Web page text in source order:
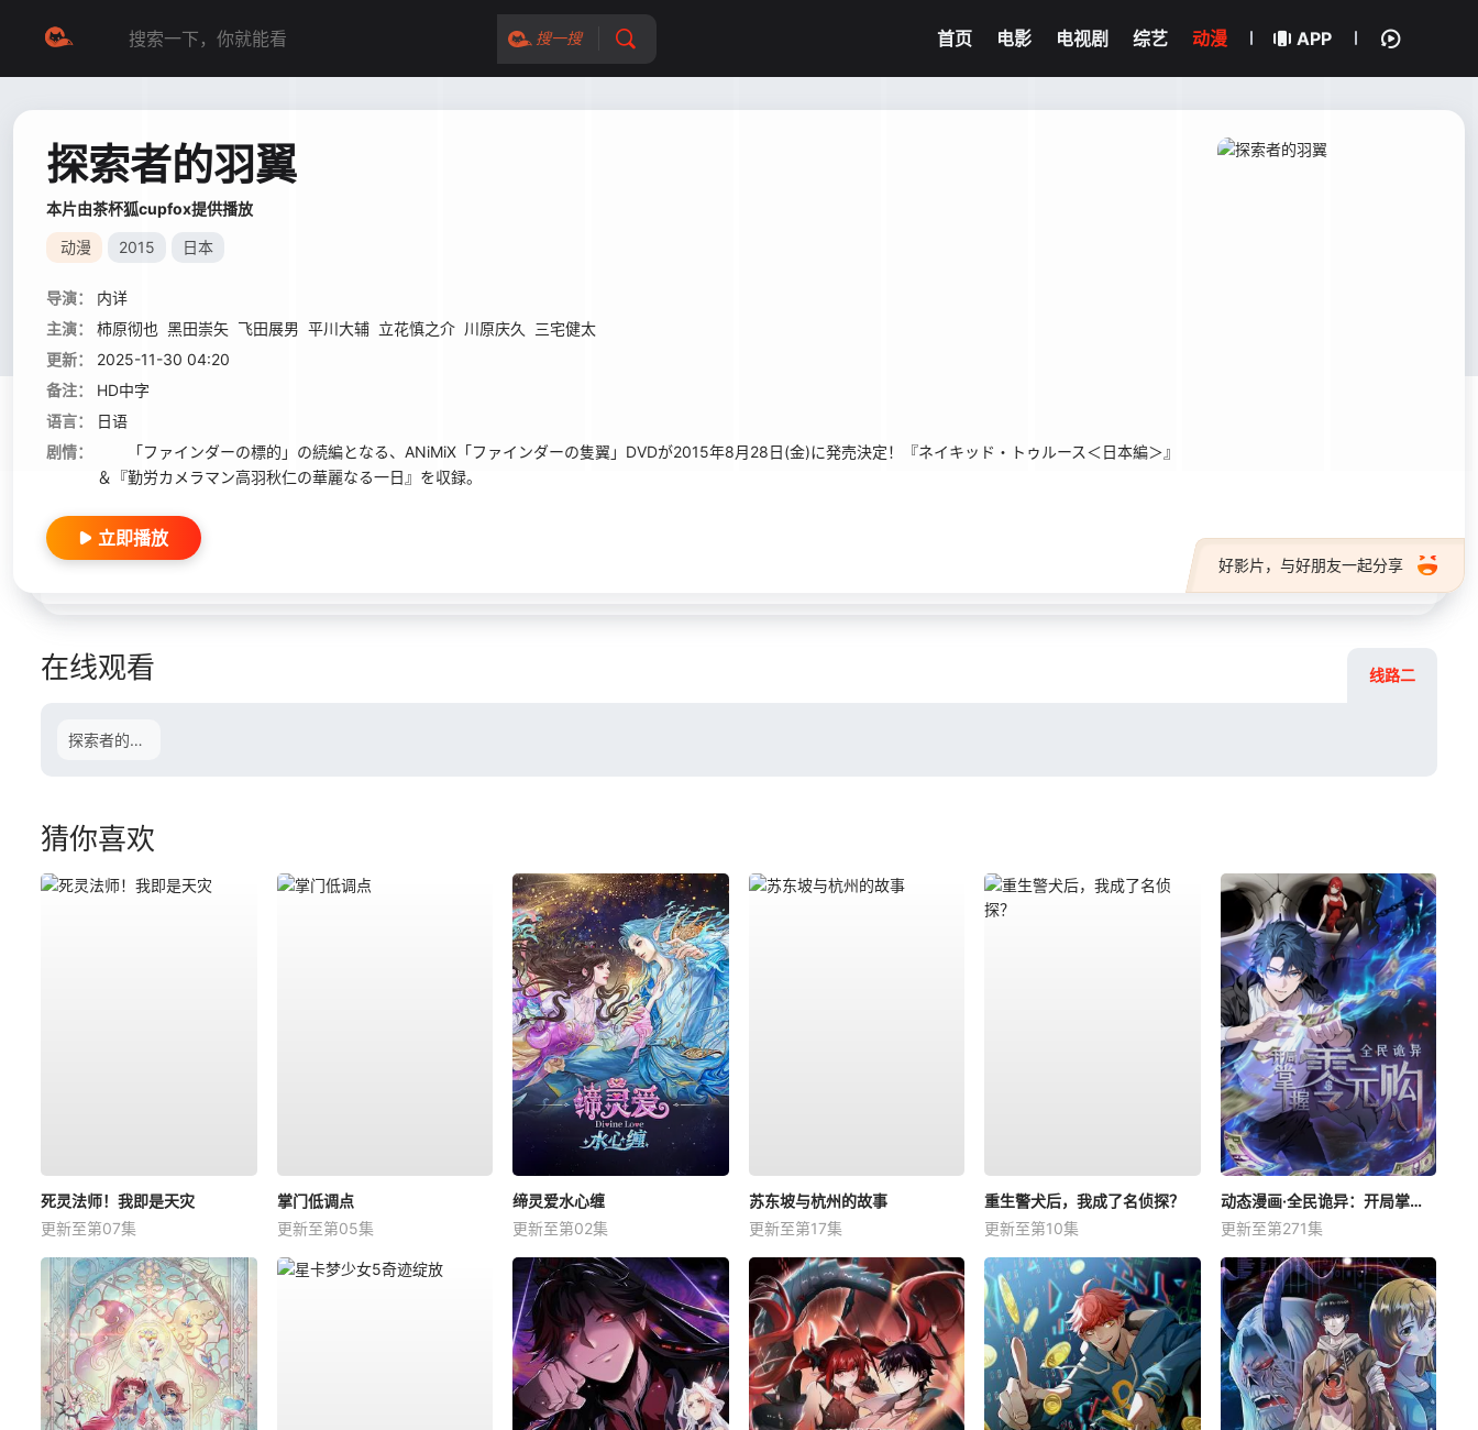
搜一搜 首页 电影 电视剧 综艺 动漫 APP
探索者的羽翼
本片由茶杯狐cupfox提供播放
动漫 2015 日本
导演：
内详
主演：
柿原彻也 黑田崇矢 飞田展男 平川大辅 立花慎之介 川原庆久
三宅健太
更新：
2025-11-30 04:20
备注：
HD中字
语言：
日语
剧情：
「ファインダーの標的」の続編となる、ANiMiX「ファインダーの隻翼」DVDが2015年8月28日(金)に発売決定！『ネイキッド・トゥルース＜日本編＞』
＆『勤労カメラマン高羽秋仁の華麗なる一日』を収録。
好影片，与好朋友一起分享
立即播放
在线观看 线路二
探索者的羽翼
猜你喜欢
死灵法师！我即是天灾
更新至第07集
掌门低调点
更新至第05集
缔灵爱水心缠
更新至第02集
苏东坡与杭州的故事
更新至第17集
重生警犬后，我成了名侦探？
更新至第10集
动态漫画·全民诡异：开局掌握零元购
更新至第271集